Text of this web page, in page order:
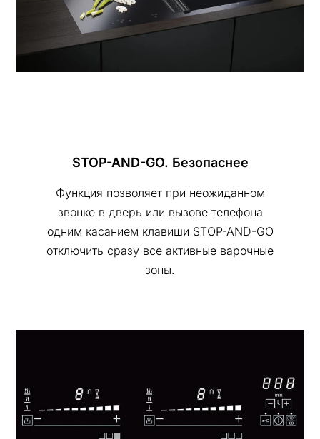
STOP-AND-GO. Безопаснее
Функция позволяет при неожиданном
звонке в дверь или вызове телефона
одним касанием клавиши STOP-AND-GO
отключить сразу все активные варочные
зоны.